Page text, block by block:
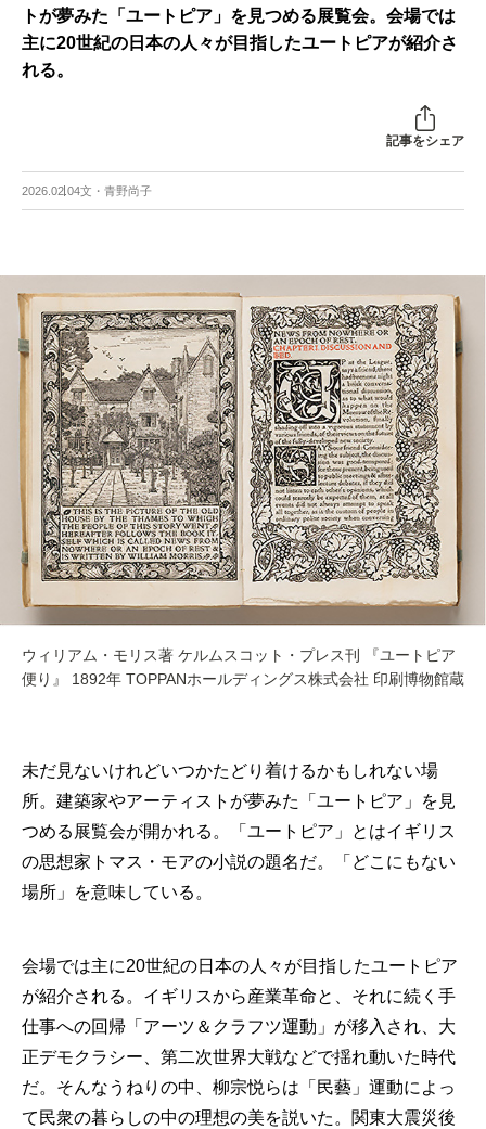
トが夢みた「ユートピア」を見つめる展覧会。会場では
主に20世紀の日本の人々が目指したユートピアが紹介さ
れる。
記事をシェア
2026.02.04文・青野尚子
ウィリアム・モリス著 ケルムスコット・プレス刊 『ユートピア
便り』 1892年 TOPPANホールディングス株式会社 印刷博物館蔵
未だ見ないけれどいつかたどり着けるかもしれない場
所。建築家やアーティストが夢みた「ユートピア」を見
つめる展覧会が開かれる。「ユートピア」とはイギリス
の思想家トマス・モアの小説の題名だ。「どこにもない
場所」を意味している。
会場では主に20世紀の日本の人々が目指したユートピア
が紹介される。イギリスから産業革命と、それに続く手
仕事への回帰「アーツ＆クラフツ運動」が移入され、大
正デモクラシー、第二次世界大戦などで揺れ動いた時代
だ。そんなうねりの中、柳宗悦らは「民藝」運動によっ
て民衆の暮らしの中の理想の美を説いた。関東大震災後